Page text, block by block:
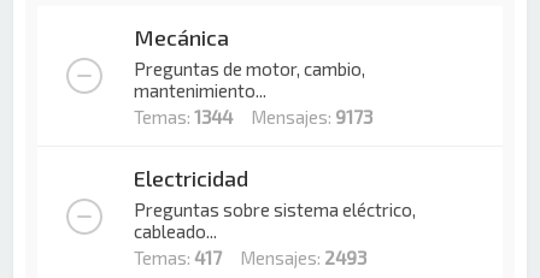
Mecánica
Preguntas de motor, cambio,
mantenimiento...
Temas:1344Mensajes: 9173
Electricidad
Preguntas sobre sistema eléctrico,
cableado...
Temas:417 Mensajes: 2493